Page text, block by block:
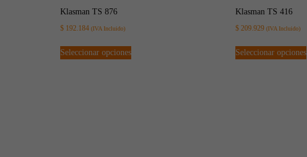
Klasman TS 876
$ 192.184 (IVA Incluido)
Seleccionar opciones
Klasman TS 416
$ 209.929 (IVA Incluido)
Seleccionar opciones